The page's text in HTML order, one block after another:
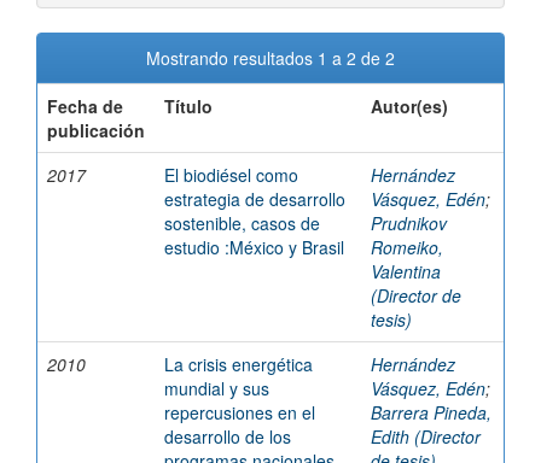
Mostrando resultados 1 a 2 de 2
Fecha de
publicación
Título Autor(es)
2017
El biodiésel como
estrategia de desarrollo
sostenible, casos de
estudio :México y Brasil
Hernández
Vásquez, Edén;
Prudnikov
Romeiko,
Valentina
(Director de
tesis)
2010
La crisis energética
mundial y sus
repercusiones en el
desarrollo de los
Hernández
Vásquez, Edén;
Barrera Pineda,
Edith (Director